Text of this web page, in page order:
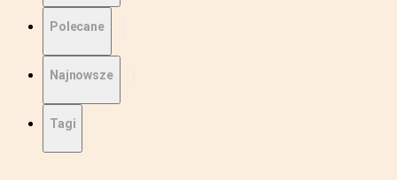
Polecane
Najnowsze
Tagi